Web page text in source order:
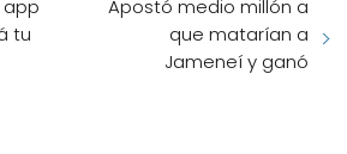
app
tu
Apostó medio millón a
que matarían a
Jameneí y ganó